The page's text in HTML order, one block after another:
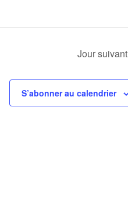
Jour suivant
S’abonner au calendrier